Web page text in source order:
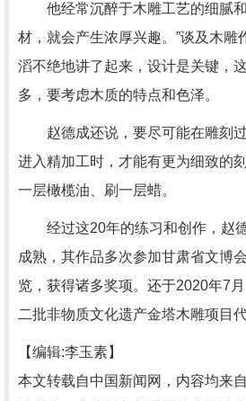
他经常沉醉于木雕工艺的细腻和
材，就会产生浓厚兴趣。”谈及木雕
滔不绝地讲了起来，设计是关键，
多，要考虑木质的特点和色泽。
赵德成还说，要尽可能在雕刻过
进入精加工时，才能有更为细致的
一层橄榄油、刷一层蜡。
经过这20年的练习和创作，赵
成熟，其作品多次参加甘肃省文博
览，获得诸多奖项。还于2020年7
二批非物质文化遗产金塔木雕项目
【编辑:李玉素】
本文转载自中国新闻网，内容均来